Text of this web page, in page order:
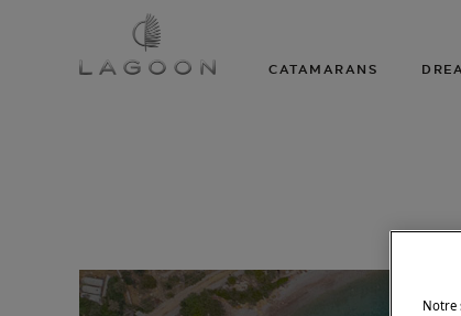
CATAMARANS
Notre